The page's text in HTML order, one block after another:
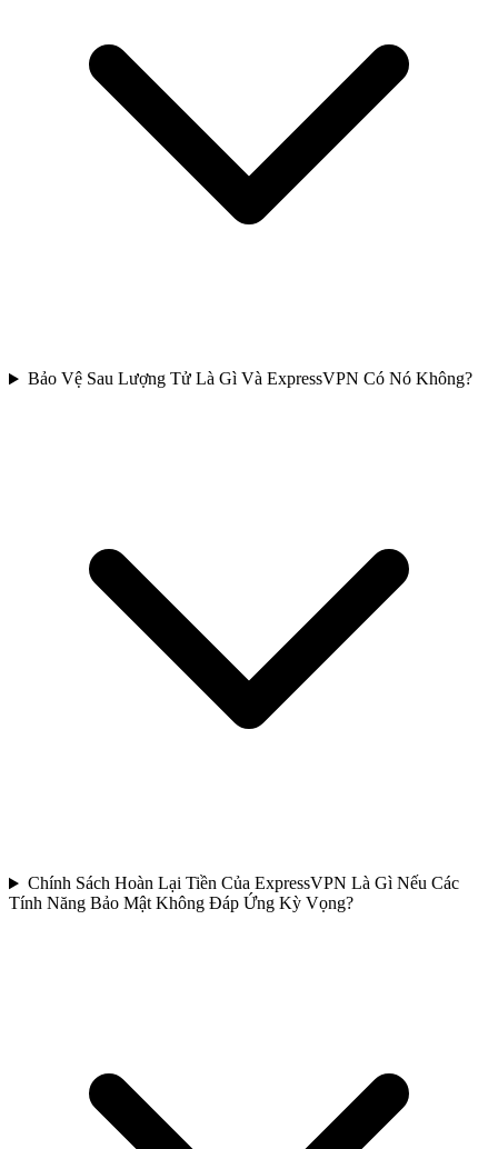
Bảo Vệ Sau Lượng Tử Là Gì Và ExpressVPN Có Nó Không?
Chính Sách Hoàn Lại Tiền Của ExpressVPN Là Gì Nếu Các
Tính Năng Bảo Mật Không Đáp Ứng Kỳ Vọng?